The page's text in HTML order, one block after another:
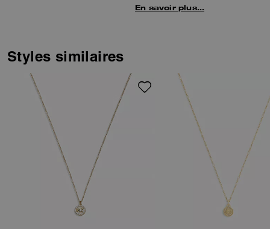
Signature ponctués d’éclats de
En savoir plus…
Styles similaires